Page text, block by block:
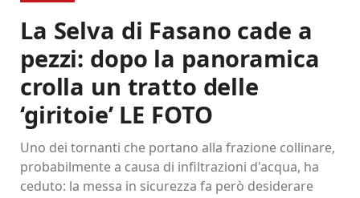
La Selva di Fasano cade a
pezzi: dopo la panoramica
crolla un tratto delle
‘giritoie’ LE FOTO
Uno dei tornanti che portano alla frazione collinare,
probabilmente a causa di infiltrazioni d'acqua, ha
ceduto: la messa in sicurezza fa però desiderare